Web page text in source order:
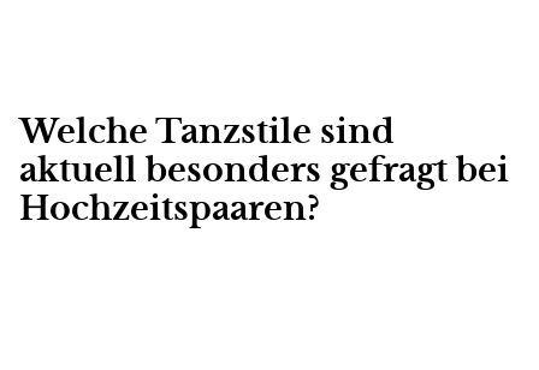
Welche Tanzstile sind
aktuell besonders gefragt bei
Hochzeitspaaren?